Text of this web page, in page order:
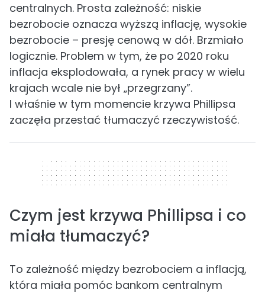
centralnych. Prosta zależność: niskie
bezrobocie oznacza wyższą inflację, wysokie
bezrobocie – presję cenową w dół. Brzmiało
logicznie. Problem w tym, że po 2020 roku
inflacja eksplodowała, a rynek pracy w wielu
krajach wcale nie był „przegrzany”.
I właśnie w tym momencie krzywa Phillipsa
zaczęła przestać tłumaczyć rzeczywistość.
320 x 50
Czym jest krzywa Phillipsa i co
miała tłumaczyć?
To zależność między bezrobociem a inflacją,
która miała pomóc bankom centralnym